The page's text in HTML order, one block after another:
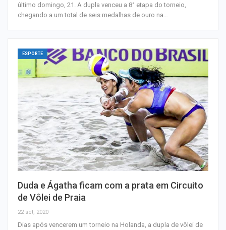
último domingo, 21. A dupla venceu a 8° etapa do torneio,
chegando a um total de seis medalhas de ouro na…
ESPORTE
Duda e Ágatha ficam com a prata em Circuito
de Vôlei de Praia
22 set, 2020
Dias após vencerem um torneio na Holanda, a dupla de vôlei de